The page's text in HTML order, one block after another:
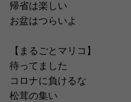
帰省は楽しい
お盆はつらいよ
【まるごとマリコ】
待ってました
コロナに負けるな
松茸の集い